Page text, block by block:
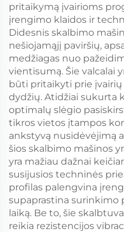
pritaikymą įvairioms
įrengimo klaidos ir
Didesnis skalbimo
nešiojamąjį paviršių,
medžiagas nuo
vientisumą. Šie valcalai
būti pritaikyti prie
dydžių. Atidžiai sukurta
optimalų slėgio
tikros vietos įtampos
ankstyvą nusidėvėjimą
šios skalbimo mašinos
yra mažiau dažnai
susijusios techninės
profilas palengvina
supaprastina surinkimo
laiką. Be to, šie
reikia rezistencijos